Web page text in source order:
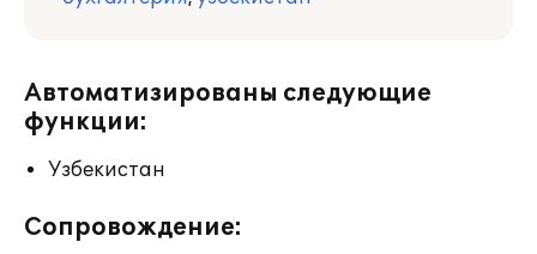
Автоматизированы следующие
функции:
Узбекистан
Сопровождение: